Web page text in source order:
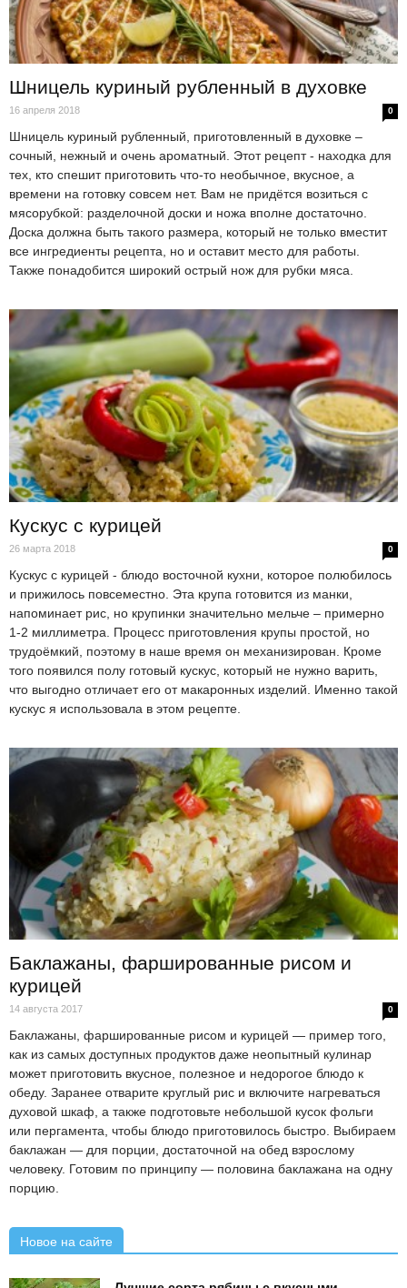
Шницель куриный рубленный в духовке
16 апреля 2018 0
Шницель куриный рубленный, приготовленный в духовке –
сочный, нежный и очень ароматный. Этот рецепт - находка для
тех, кто спешит приготовить что-то необычное, вкусное, а
времени на готовку совсем нет. Вам не придётся возиться с
мясорубкой: разделочной доски и ножа вполне достаточно.
Доска должна быть такого размера, который не только вместит
все ингредиенты рецепта, но и оставит место для работы.
Также понадобится широкий острый нож для рубки мяса.
Кускус с курицей
26 марта 2018 0
Кускус с курицей - блюдо восточной кухни, которое полюбилось
и прижилось повсеместно. Эта крупа готовится из манки,
напоминает рис, но крупинки значительно мельче – примерно
1-2 миллиметра. Процесс приготовления крупы простой, но
трудоёмкий, поэтому в наше время он механизирован. Кроме
того появился полу готовый кускус, который не нужно варить,
что выгодно отличает его от макаронных изделий. Именно такой
кускус я использовала в этом рецепте.
Баклажаны, фаршированные рисом и
курицей
14 августа 2017 0
Баклажаны, фаршированные рисом и курицей — пример того,
как из самых доступных продуктов даже неопытный кулинар
может приготовить вкусное, полезное и недорогое блюдо к
обеду. Заранее отварите круглый рис и включите нагреваться
духовой шкаф, а также подготовьте небольшой кусок фольги
или пергамента, чтобы блюдо приготовилось быстро. Выбираем
баклажан — для порции, достаточной на обед взрослому
человеку. Готовим по принципу — половина баклажана на одну
порцию.
Новое на сайте